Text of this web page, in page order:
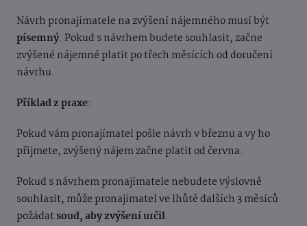
Návrh pronajímatele na zvýšení nájemného musí být
písemný. Pokud s návrhem budete souhlasit, začne
zvýšené nájemné platit po třech měsících od doručení
návrhu.
Příklad z praxe:
Pokud vám pronajímatel pošle návrh v březnu a vy ho
přijmete, zvýšený nájem začne platit od června.
Pokud s návrhem pronajímatele nebudete výslovně
souhlasit, může pronajímatel ve lhůtě dalších 3 měsíců
požádatsoud, aby zvýšení určil.